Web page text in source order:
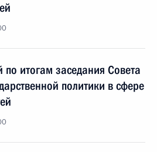
по итогам заседания Совета
политики в сфере